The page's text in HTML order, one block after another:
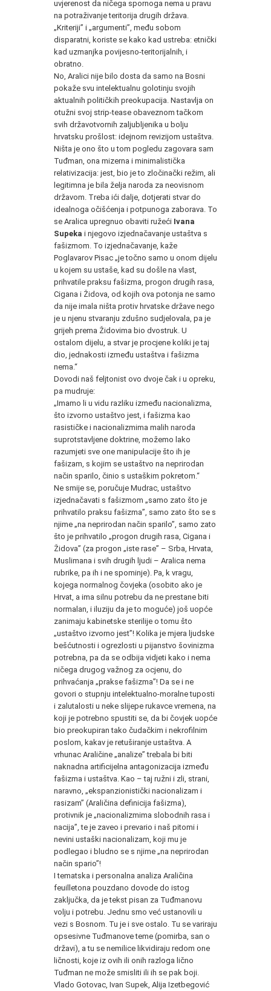
uvjerenost da ničega spornoga nema u pravu
na potraživanje teritorija drugih država.
„Kriteriji” i „argumenti”, među sobom
disparatni, koriste se kako kad ustreba: etnički
kad uzmanjka povijesno-teritorijalnih, i
obratno.
No, Aralici nije bilo dosta da samo na Bosni
pokaže svu intelektualnu golotinju svojih
aktualnih političkih preokupacija. Nastavlja on
otužni svoj strip-tease obaveznom tačkom
svih državotvornih zaljubljenika u bolju
hrvatsku prošlost: idejnom revizijom ustaštva.
Ništa je ono što u tom pogledu zagovara sam
Tuđman, ona mizerna i minimalistička
relativizacija: jest, bio je to zločinački režim, ali
legitimna je bila želja naroda za neovisnom
državom. Treba ići dalje, dotjerati stvar do
idealnoga očišćenja i potpunoga zaborava. To
se Aralica upregnuo obaviti ružeći Ivana
Supeka i njegovo izjednačavanje ustaštva s
fašizmom. To izjednačavanje, kaže
Poglavarov Pisac „je točno samo u onom dijelu
u kojem su ustaše, kad su došle na vlast,
prihvatile praksu fašizma, progon drugih rasa,
Cigana i Židova, od kojih ova potonja ne samo
da nije imala ništa protiv hrvatske države nego
je u njenu stvaranju zdušno sudjelovala, pa je
grijeh prema Židovima bio dvostruk. U
ostalom dijelu, a stvar je procjene koliki je taj
dio, jednakosti između ustaštva i fašizma
nema.“
Dovodi naš feljtonist ovo dvoje čak i u opreku,
pa mudruje:
„Imamo li u vidu razliku između nacionalizma,
što izvorno ustaštvo jest, i fašizma kao
rasističke i nacionalizmima malih naroda
suprotstavljene doktrine, možemo lako
razumjeti sve one manipulacije što ih je
fašizam, s kojim se ustaštvo na neprirodan
način sparilo, činio s ustaškim pokretom.“
Ne smije se, poručuje Mudrac, ustaštvo
izjednačavati s fašizmom „samo zato što je
prihvatilo praksu fašizma”, samo zato što se s
njime „na neprirodan način sparilo”, samo zato
što je prihvatilo „progon drugih rasa, Cigana i
Židova” (za progon „iste rase” – Srba, Hrvata,
Muslimana i svih drugih ljudi – Aralica nema
rubrike, pa ih i ne spominje). Pa, k vragu,
kojega normalnog čovjeka (osobito ako je
Hrvat, a ima silnu potrebu da ne prestane biti
normalan, i iluziju da je to moguće) još uopće
zanimaju kabinetske sterilije o tomu što
„ustaštvo izvorno jest”! Kolika je mjera ljudske
bešćutnosti i ogrezlosti u pijanstvo šovinizma
potrebna, pa da se odbija vidjeti kako i nema
ničega drugog važnog za ocjenu, do
prihvaćanja „prakse fašizma”! Da se i ne
govori o stupnju intelektualno-moralne tuposti
i zalutalosti u neke slijepe rukavce vremena, na
koji je potrebno spustiti se, da bi čovjek uopće
bio preokupiran tako čudačkim i nekrofilnim
poslom, kakav je retuširanje ustaštva. A
vrhunac Araličine „analize” trebala bi biti
naknadna artificijelna antagonizacija između
fašizma i ustaštva. Kao – taj ružni i zli, strani,
naravno, „ekspanzionistički nacionalizam i
rasizam” (Araličina definicija fašizma),
protivnik je „nacionalizmima slobodnih rasa i
nacija”, te je zaveo i prevario i naš pitomi i
nevini ustaški nacionalizam, koji mu je
podlegao i bludno se s njime „na neprirodan
način spario”!
I tematska i personalna analiza Araličina
feuilletona pouzdano dovode do istog
zaključka, da je tekst pisan za Tuđmanovu
volju i potrebu. Jednu smo već ustanovili u
vezi s Bosnom. Tu je i sve ostalo. Tu se variraju
opsesivne Tuđmanove teme (pomirba, san o
državi), a tu se nemilice likvidiraju redom one
ličnosti, koje iz ovih ili onih razloga lično
Tuđman ne može smisliti ili ih se pak boji.
Vlado Gotovac, Ivan Supek, Alija Izetbegović